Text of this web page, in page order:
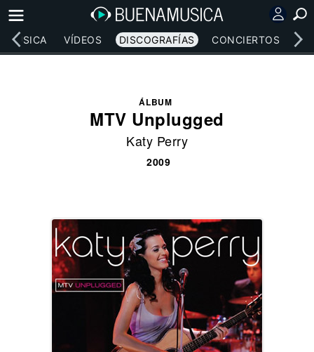
MÚSICA VÍDEOS DISCOGRAFÍAS CONCIERTOS
ÁLBUM
MTV Unplugged
Katy Perry
2009